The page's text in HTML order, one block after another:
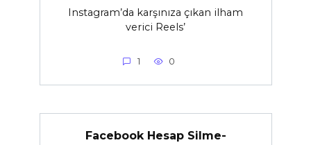
Instagram’da karşınıza çıkan ilham
verici Reels’
1 0
Facebook Hesap Silme-